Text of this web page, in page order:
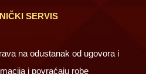
SERVIS
na odustanak od ugovora i
i povraćaju robe